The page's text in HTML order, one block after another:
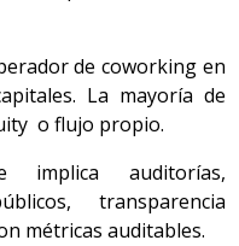
de coworking en
La mayoría de
o flujo propio.
implica auditorías,
transparencia
métricas auditables.